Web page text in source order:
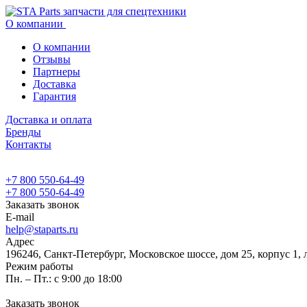
О компании
О компании
Отзывы
Партнеры
Доставка
Гарантия
Доставка и оплата
Бренды
Контакты
+7 800 550-64-49
+7 800 550-64-49
Заказать звонок
E-mail
help@staparts.ru
Адрес
196246, Санкт-Петербург, Московское шоссе, дом 25, корпус 1,
Режим работы
Пн. – Пт.: с 9:00 до 18:00
Заказать звонок